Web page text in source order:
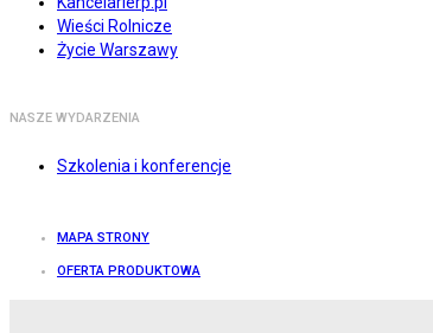
Wieści Rolnicze
Życie Warszawy
NASZE WYDARZENIA
Szkolenia i konferencje
MAPA STRONY
OFERTA PRODUKTOWA